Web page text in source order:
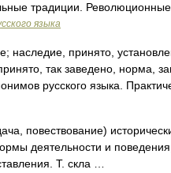
традиции.
языка
наследие, принято,
так заведено, норма,
русского языка.
повествование)
деятельности и
Т. скла …